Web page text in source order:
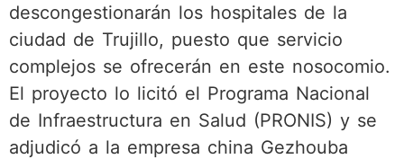
descongestionarán los hospitales de la
ciudad de Trujillo, puesto que servicio
complejos se ofrecerán en este nosocomio.
El proyecto lo licitó el Programa Nacional
de Infraestructura en Salud (PRONIS) y se
adjudicó a la empresa china Gezhouba